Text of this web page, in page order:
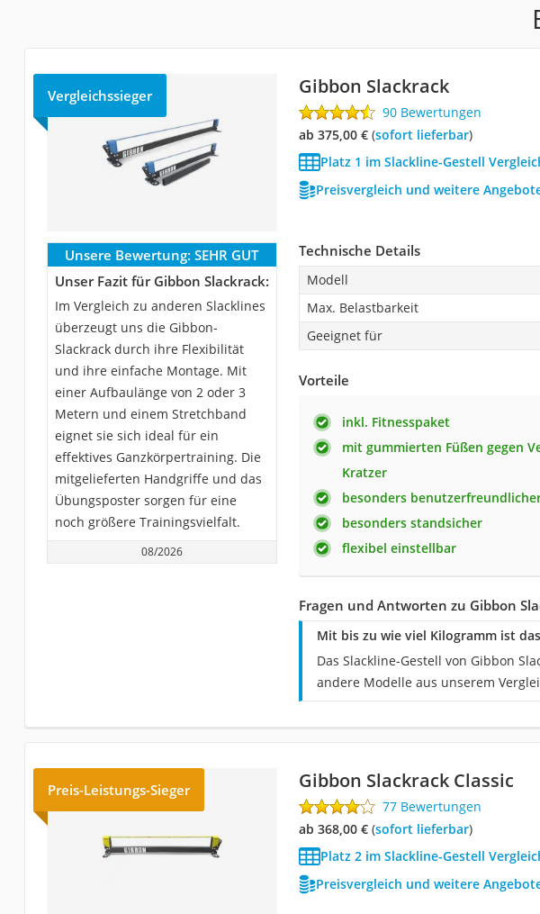
Vergleichssieger Gibbon Slackrack
90 Bewertungen
ab 375,00 €( Sofort lieferbar)
Platz 1 im Slackline-Gestell
Preisvergleich und weitere
Unsere Bewertung: SEHR GUT
Unser Fazit für Gibbon Slackrack:
Im Vergleich zu anderen Slacklines
überzeugt uns die Gibbon-
Slackrack durch ihre Flexibilität
und ihre einfache Montage. Mit
einer Aufbaulänge von 2 oder 3
Metern und einem Stretchband
eignet sie sich ideal für ein
effektives Ganzkörpertraining. Die
mitgelieferten Handgriffe und das
Übungsposter sorgen für eine
noch größere Trainingsvielfalt.
08/2026
Technische Details
Modell
Max. Belastbarkeit
Geeignet für
Vorteile
inkl. Fitnesspaket
mit gummierten Füßen gegen
Kratzer
besonders
besonders standsicher
flexibel einstellbar
Fragen und Antworten zu Gibbon
Mit bis zu wie viel Kilogramm ist
Das Slackline-Gestell von Gibbon
andere Modelle aus unserem
Preis-Leistungs-Sieger Gibbon Slackrack Classic
77 Bewertungen
ab 368,00 €( Sofort lieferbar)
Platz 2 im Slackline-Gestell
Preisvergleich und weitere